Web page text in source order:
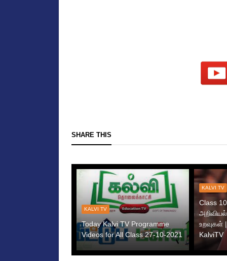
SHARE THIS
KALVI TV
Today Kalvi TV Programme
Videos for All Class 27-10-2021
KALVI TV
Class
உறவுகள்
KalviTV